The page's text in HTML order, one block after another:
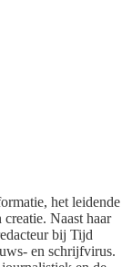
het leidende
Naast haar
bij Tijd
en schrijfvirus.